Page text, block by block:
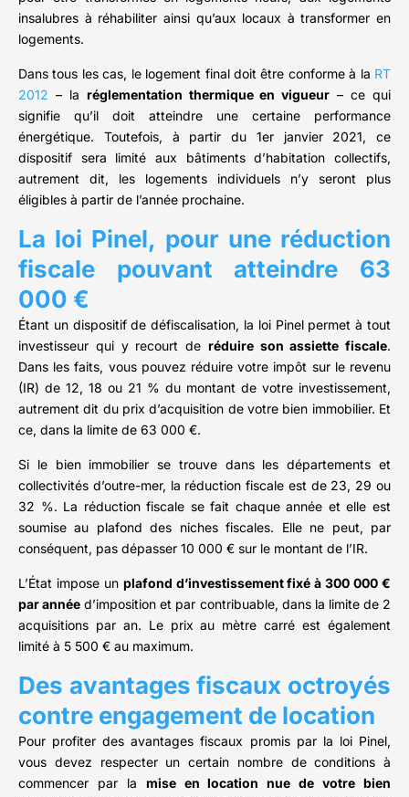
insalubres à réhabiliter ainsi qu’aux locaux à transformer en
logements.
Dans tous les cas, le logement final doit être conforme à la RT
2012 – la réglementation thermique en vigueur – ce qui
signifie qu’il doit atteindre une certaine performance
énergétique. Toutefois, à partir du 1er janvier 2021, ce
dispositif sera limité aux bâtiments d’habitation collectifs,
autrement dit, les logements individuels n’y seront plus
éligibles à partir de l’année prochaine.
La loi Pinel, pour une réduction
fiscale pouvant atteindre 63
000 €
Étant un dispositif de défiscalisation, la loi Pinel permet à tout
investisseur qui y recourt de réduire son assiette fiscale.
Dans les faits, vous pouvez réduire votre impôt sur le revenu
(IR) de 12, 18 ou 21 % du montant de votre investissement,
autrement dit du prix d’acquisition de votre bien immobilier. Et
ce, dans la limite de 63 000 €.
Si le bien immobilier se trouve dans les départements et
collectivités d’outre-mer, la réduction fiscale est de 23, 29 ou
32 %. La réduction fiscale se fait chaque année et elle est
soumise au plafond des niches fiscales. Elle ne peut, par
conséquent, pas dépasser 10 000 € sur le montant de l’IR.
L’État impose un plafond d’investissement fixé à 300 000 €
par année d’imposition et par contribuable, dans la limite de 2
acquisitions par an. Le prix au mètre carré est également
limité à 5 500 € au maximum.
Des avantages fiscaux octroyés
contre engagement de location
Pour profiter des avantages fiscaux promis par la loi Pinel,
vous devez respecter un certain nombre de conditions à
commencer par la mise en location nue de votre bien